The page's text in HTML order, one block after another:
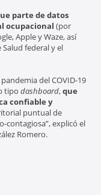
parte de datos
ocupacional (por
Apple y Waze, así
federal y el
del COVID-19
tipo dashboard,que
confiable y
puntual de
contagiosa”, explicó el
Romero.